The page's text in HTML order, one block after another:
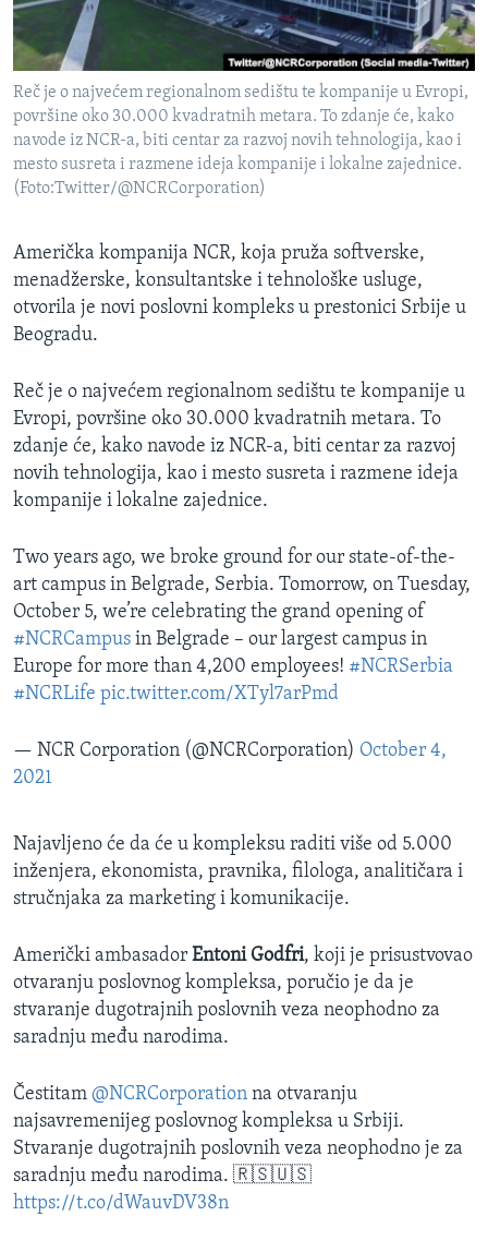
SPORT
INTERVJU
Reč je o najvećem regionalnom sedištu te kompanije u Evropi,
površine oko 30.000 kvadratnih metara. To zdanje će, kako
navode iz NCR-a, biti centar za razvoj novih tehnologija, kao i
mesto susreta i razmene ideja kompanije i lokalne zajednice.
(Foto:Twitter/@NCRCorporation)
Američka kompanija NCR, koja pruža softverske,
menadžerske, konsultantske i tehnološke usluge,
otvorila je novi poslovni kompleks u prestonici Srbije u
Beogradu.
Reč je o najvećem regionalnom sedištu te kompanije u
Evropi, površine oko 30.000 kvadratnih metara. To
zdanje će, kako navode iz NCR-a, biti centar za razvoj
novih tehnologija, kao i mesto susreta i razmene ideja
kompanije i lokalne zajednice.
Two years ago, we broke ground for our state-of-the-
art campus in Belgrade, Serbia. Tomorrow, on Tuesday,
October 5, we’re celebrating the grand opening of
#NCRCampus in Belgrade – our largest campus in
Europe for more than 4,200 employees! #NCRSerbia
#NCRLife pic.twitter.com/XTyl7arPmd
— NCR Corporation (@NCRCorporation) October 4,
2021
Najavljeno će da će u kompleksu raditi više od 5.000
inženjera, ekonomista, pravnika, filologa, analitičara i
stručnjaka za marketing i komunikacije.
Američki ambasador Entoni Godfri, koji je prisustvovao
otvaranju poslovnog kompleksa, poručio je da je
stvaranje dugotrajnih poslovnih veza neophodno za
saradnju među narodima.
Čestitam @NCRCorporation na otvaranju
najsavremenijeg poslovnog kompleksa u Srbiji.
Stvaranje dugotrajnih poslovnih veza neophodno je za
saradnju među narodima. 🇷🇸🇺🇸
https://t.co/dWauvDV38n